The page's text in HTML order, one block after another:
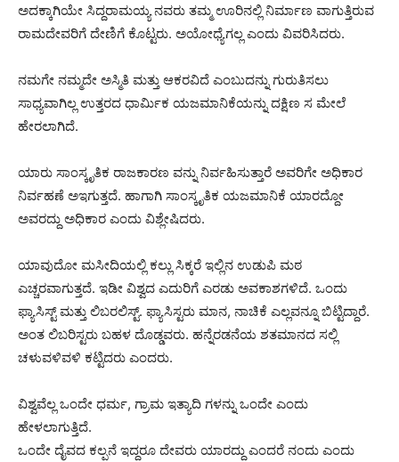
ಅದಕ್ಕಾಗಿಯೇ ಸಿದ್ದರಾಮಯ್ಯ ನವರು ತಮ್ಮ ಊರಿನಲ್ಲಿ ನಿರ್ಮಾಣ ವಾಗುತ್ತಿರುವ
ರಾಮದೇವರಿಗೆ ದೇಣಿಗೆ ಕೊಟ್ಟರು. ಅಯೋಧ್ಯೆಗಲ್ಲ ಎಂದು ವಿವರಿಸಿದರು.
ನಮಗೇ ನಮ್ಮದೇ ಅಸ್ಮಿತಿ ಮತ್ತು ಆಕರವಿದೆ ಎಂಬುದನ್ನು ಗುರುತಿಸಲು
ಸಾಧ್ಯವಾಗಿಲ್ಲ ಉತ್ತರದ ಧಾರ್ಮಿಕ ಯಜಮಾನಿಕೆಯನ್ನು ದಕ್ಷಿಣ ಸ ಮೇಲೆ
ಹೇರಲಾಗಿದೆ.
ಯಾರು ಸಾಂಸ್ಕೃತಿಕ ರಾಜಕಾರಣ ವನ್ನು ನಿರ್ವಹಿಸುತ್ತಾರೆ ಅವರಿಗೇ ಅಧಿಕಾರ
ನಿರ್ವಹಣೆ ಅಇಗುತ್ತದೆ. ಹಾಗಾಗಿ ಸಾಂಸ್ಕೃತಿಕ ಯಜಮಾನಿಕೆ ಯಾರದ್ದೋ
ಅವರದ್ದು ಅಧಿಕಾರ‌ ಎಂದು ವಿಶ್ಲೇಷಿದರು.
ಯಾವುದೋ ಮಸೀದಿಯಲ್ಲಿ ಕಲ್ಲು ಸಿಕ್ಕರೆ ಇಲ್ಲಿನ ಉಡುಪಿ ಮಠ
ಎಚ್ಚರವಾಗುತ್ತದೆ. ಇಡೀ ವಿಶ್ವದ ಎದುರಿಗೆ ಎರಡು ಅವಕಾಶಗಳಿದೆ. ಒಂದು
ಫ್ಯಾಸಿಸ್ಟ್ ಮತ್ತು ಲಿಬರಲಿಸ್ಟ್. ಫ್ಯಾಸಿಸ್ಟರು ಮಾನ, ನಾಚಿಕೆ ಎಲ್ಲವನ್ನೂ ಬಿಟ್ಟಿದ್ದಾರೆ.
ಅಂತ ಲಿಬರಿಸ್ಟರು ಬಹಳ ದೊಡ್ಡವರು. ಹನ್ನೆರಡನೆಯ ಶತಮಾನದ ಸಲ್ಲಿ
ಚಳುವಳಿವಳಿ ಕಟ್ಟಿದರು ಎಂದರು.
ವಿಶ್ವವೆಲ್ಲ ಒಂದೇ ಧರ್ಮ, ಗ್ರಾಮ ಇತ್ಯಾದಿ ಗಳನ್ನು ಒಂದೇ ಎಂದು
ಹೇಳಲಾಗುತ್ತಿದೆ.
ಒಂದೇ ದೈವದ ಕಲ್ಪನೆ ಇದ್ದರೂ ದೇವರು ಯಾರದ್ದು ಎಂದರೆ ನಂದು ಎಂದು